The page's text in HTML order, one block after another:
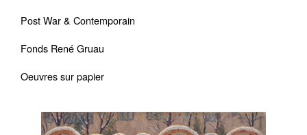
Post War & Contemporain
Fonds René Gruau
Oeuvres sur papier